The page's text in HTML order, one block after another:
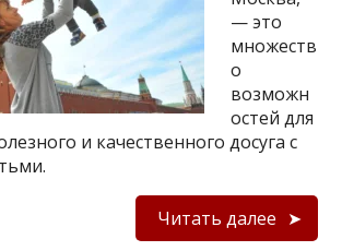
— это
множеств
о
возможн
остей для
и качественного досуга с
Читать далее